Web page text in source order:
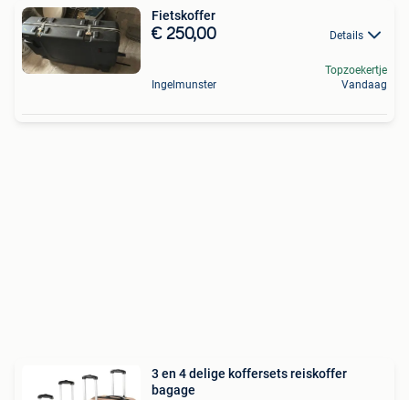
Fietskoffer
€ 250,00 Details
Ingelmunster
Topzoekertje
Vandaag
3 en 4 delige koffersets reiskoffer
bagage